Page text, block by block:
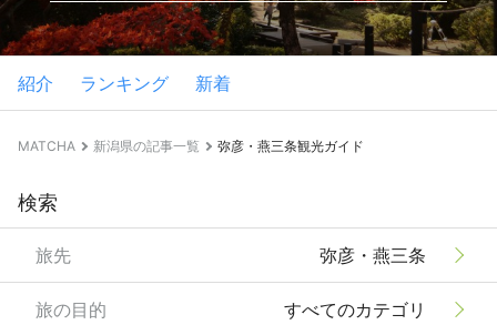
紹介 ランキング 新着
MATCHA 新潟県の記事一覧 弥彦・燕三条観光ガイド
検索
旅先 弥彦・燕三条
旅の目的 すべてのカテゴリ